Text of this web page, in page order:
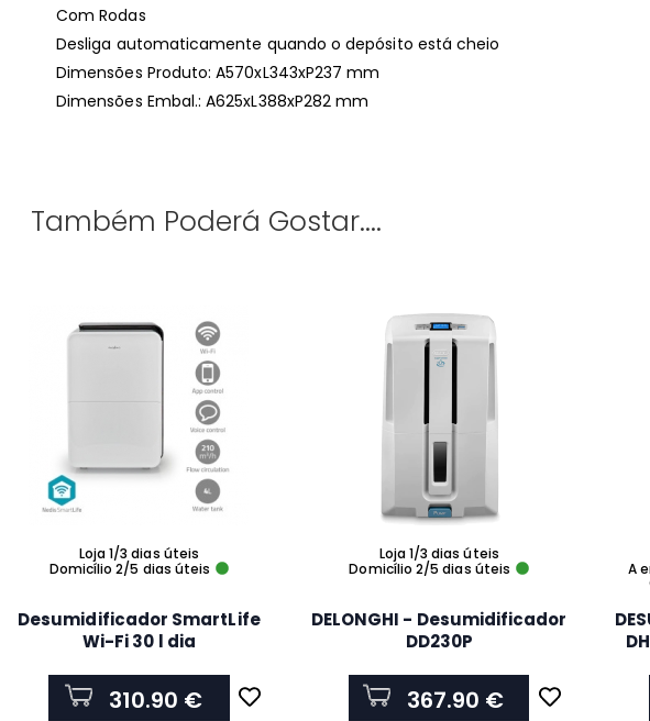
Com Rodas
Desliga automaticamente quando o depósito está cheio
Dimensões Produto: A570xL343xP237 mm
Dimensões Embal.: A625xL388xP282 mm
Também Poderá Gostar....
Loja 1/3 dias úteis
Domicílio 2/5 dias úteis
Desumidificador SmartLife
Wi-Fi 30 l dia
Max Roupa seca Ventilação
Android™ IOS Higróstato
310.90 €
Loja 1/3 dias úteis
Domicílio 2/5 dias úteis
DELONGHI - Desumidificador
DD230P
367.90 €
A